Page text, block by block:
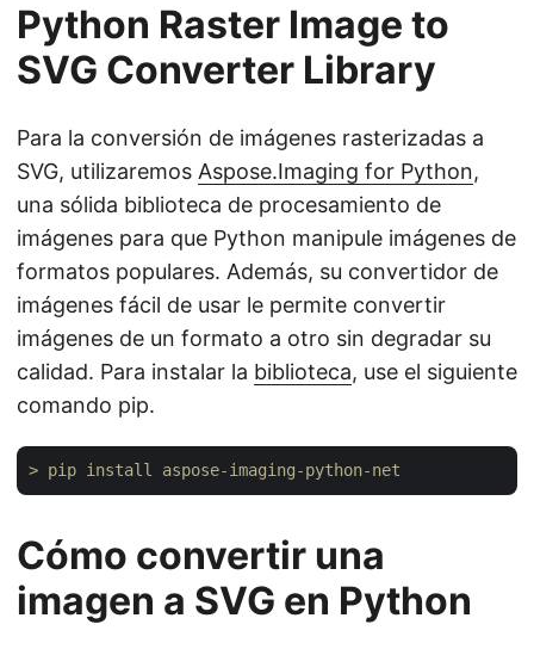
Python Raster Image to
SVG Converter Library
Para la conversión de imágenes rasterizadas a
SVG, utilizaremos Aspose.Imaging for Python,
una sólida biblioteca de procesamiento de
imágenes para que Python manipule imágenes de
formatos populares. Además, su convertidor de
imágenes fácil de usar le permite convertir
imágenes de un formato a otro sin degradar su
calidad. Para instalar la biblioteca, use el siguiente
comando pip.
> pip install aspose-imaging-python-net
Cómo convertir una
imagen a SVG en Python